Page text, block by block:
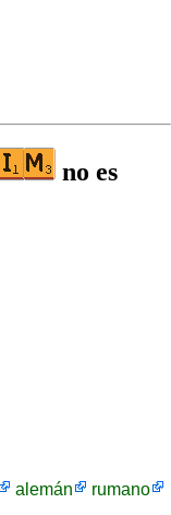
no es
alemán
rumano